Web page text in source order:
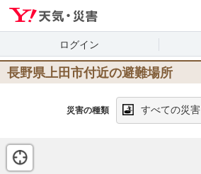
ログイン
長野県上田市付近の避難場所
災害の種類 すべての災害